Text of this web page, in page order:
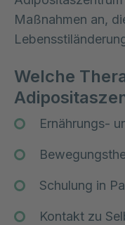
Maßnahmen an,
Welche
Ernährungs-
Schulung in
Kontakt zu